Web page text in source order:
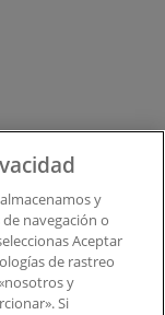
o en la
y
navegación o
Aceptar
de rastreo
y
Si